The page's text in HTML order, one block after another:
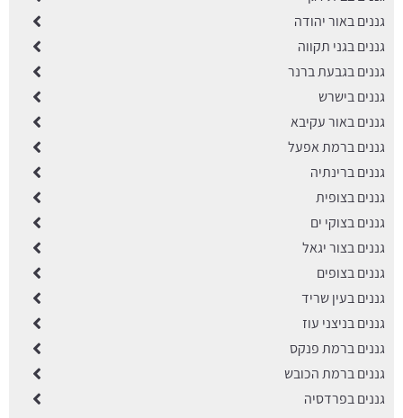
גננים באור יהודה
גננים בגני תקווה
גננים בגבעת ברנר
גננים בישרש
גננים באור עקיבא
גננים ברמת אפעל
גננים ברינתיה
גננים בצופית
גננים בצוקי ים
גננים בצור יגאל
גננים בצופים
גננים בעין שריד
גננים בניצני עוז
גננים ברמת פנקס
גננים ברמת הכובש
גננים בפרדסיה